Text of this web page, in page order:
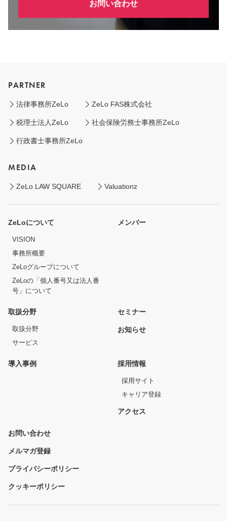
お問い合わせ
PARTNER
法律事務所ZeLo ZeLo FAS株式会社
税理士法人ZeLo 社会保険労務士事務所ZeLo
行政書士事務所ZeLo
MEDIA
ZeLo LAW SQUARE Valuationz
ZeLoについて
VISION
事務所概要
ZeLoグループについて
ZeLoの「個人番号又は法人番
号」について
メンバー
取扱分野
取扱分野
サービス
セミナー
お知らせ
導入事例 採用情報
採用サイト
キャリア登録
アクセス
お問い合わせ
メルマガ登録
プライバシーポリシー
クッキーポリシー